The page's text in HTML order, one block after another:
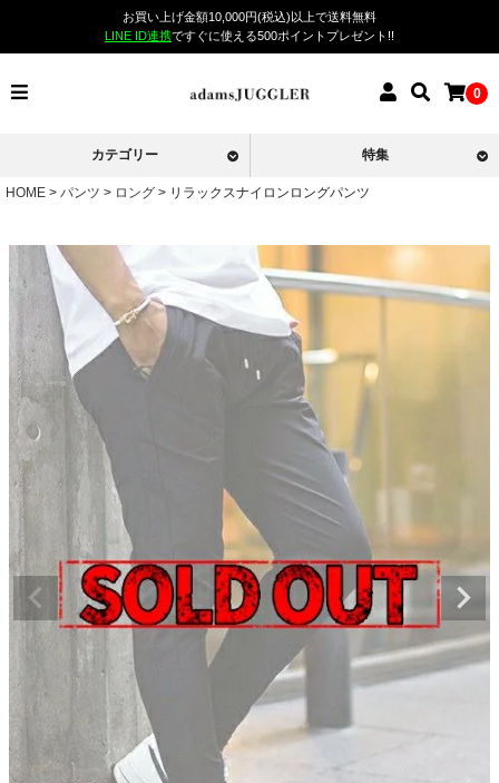
お買い上げ金額10,000円(税込)以上で送料無料
LINE ID連携ですぐに使える500ポイントプレゼント!!
0
カテゴリー 特集
HOME パンツ ロング リラックスナイロンロングパンツ